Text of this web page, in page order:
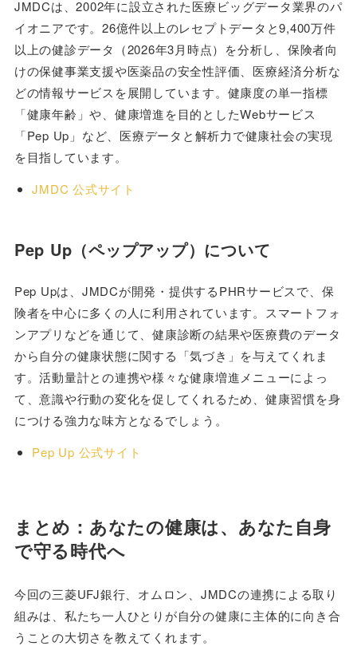
JMDCは、2002年に設立された医療ビッグデータ業界のパ
イオニアです。26億件以上のレセプトデータと9,400万件
以上の健診データ（2026年3月時点）を分析し、保険者向
けの保健事業支援や医薬品の安全性評価、医療経済分析な
どの情報サービスを展開しています。健康度の単一指標
「健康年齢」や、健康増進を目的としたWebサービス
「Pep Up」など、医療データと解析力で健康社会の実現
を目指しています。
JMDC 公式サイト
Pep Up（ペップアップ）について
Pep Upは、JMDCが開発・提供するPHRサービスで、保
険者を中心に多くの人に利用されています。スマートフォ
ンアプリなどを通じて、健康診断の結果や医療費のデータ
から自分の健康状態に関する「気づき」を与えてくれま
す。活動量計との連携や様々な健康増進メニューによっ
て、意識や行動の変化を促してくれるため、健康習慣を身
につける強力な味方となるでしょう。
Pep Up 公式サイト
まとめ：あなたの健康は、あなた自身
で守る時代へ
今回の三菱UFJ銀行、オムロン、JMDCの連携による取り
組みは、私たち一人ひとりが自分の健康に主体的に向き合
うことの大切さを教えてくれます。